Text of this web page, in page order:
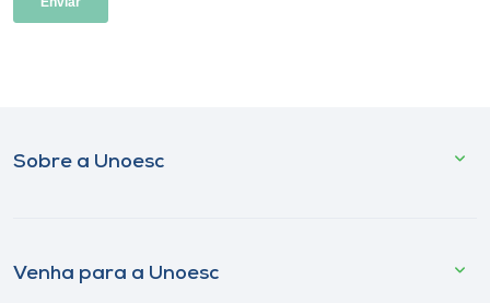
Sobre a Unoesc
Venha para a Unoesc